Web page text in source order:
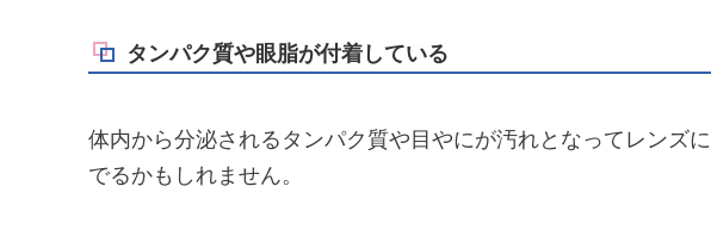
タンパク質や眼脂が付着している
体内から分泌されるタンパク質や目やにが汚れとなってレンズ
でるかもしれません。